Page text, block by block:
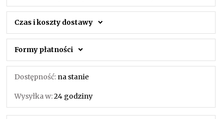
Czas i koszty dostawy
Formy płatności
Dostępność: na stanie
Wysyłka w:24 godziny